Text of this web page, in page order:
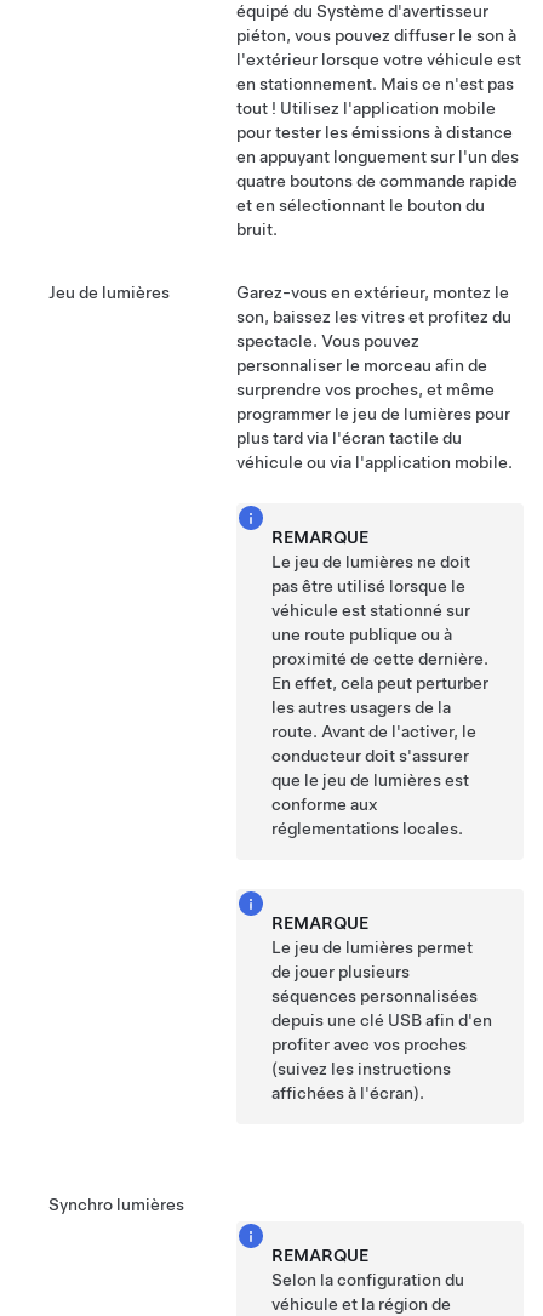
équipé du Système d'avertisseur
piéton, vous pouvez diffuser le son à
l'extérieur lorsque votre véhicule est
en stationnement. Mais ce n'est pas
tout ! Utilisez l'application mobile
pour tester les émissions à distance
en appuyant longuement sur l'un des
quatre boutons de commande rapide
et en sélectionnant le bouton du
bruit.
Jeu de lumières
Garez-vous en extérieur, montez le
son, baissez les vitres et profitez du
spectacle. Vous pouvez
personnaliser le morceau afin de
surprendre vos proches, et même
programmer le jeu de lumières pour
plus tard via l'écran tactile du
véhicule ou via l'application mobile.
REMARQUE
Le jeu de lumières ne doit
pas être utilisé lorsque le
véhicule est stationné sur
une route publique ou à
proximité de cette dernière.
En effet, cela peut perturber
les autres usagers de la
route. Avant de l'activer, le
conducteur doit s'assurer
que le jeu de lumières est
conforme aux
réglementations locales.
REMARQUE
Le jeu de lumières permet
de jouer plusieurs
séquences personnalisées
depuis une clé USB afin d'en
profiter avec vos proches
(suivez les instructions
affichées à l'écran).
Synchro lumières
REMARQUE
Selon la configuration du
véhicule et la région de